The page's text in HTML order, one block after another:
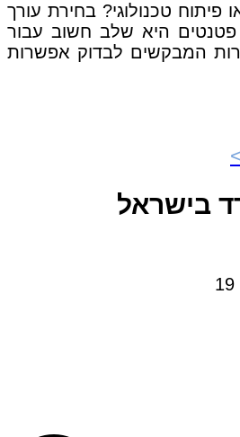
פיתוח טכנולוגי? בחירת עורך
פטנטים היא שלב חשוב עבור
המבקשים לבדוק אפשרות
בישראל